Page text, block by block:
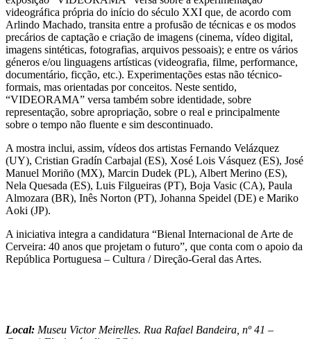
videográfica própria do início do século XXI que, de acordo com
Arlindo Machado, transita entre a profusão de técnicas e os modos
precários de captação e criação de imagens (cinema, vídeo digital,
imagens sintéticas, fotografias, arquivos pessoais); e entre os vários
géneros e/ou linguagens artísticas (videografia, filme, performance,
documentário, ficção, etc.). Experimentações estas não técnico-
formais, mas orientadas por conceitos. Neste sentido,
“VIDEORAMA” versa também sobre identidade, sobre
representação, sobre apropriação, sobre o real e principalmente
sobre o tempo não fluente e sim descontinuado.
A mostra inclui, assim, vídeos dos artistas Fernando Velázquez
(UY), Cristian Gradín Carbajal (ES), Xosé Lois Vásquez (ES), José
Manuel Moriño (MX), Marcin Dudek (PL), Albert Merino (ES),
Nela Quesada (ES), Luis Filgueiras (PT), Boja Vasic (CA), Paula
Almozara (BR), Inês Norton (PT), Johanna Speidel (DE) e Mariko
Aoki (JP).
A iniciativa integra a candidatura “Bienal Internacional de Arte de
Cerveira: 40 anos que projetam o futuro”, que conta com o apoio da
República Portuguesa – Cultura / Direção-Geral das Artes.
Local: Museu Victor Meirelles. Rua Rafael Bandeira, nº 41 –